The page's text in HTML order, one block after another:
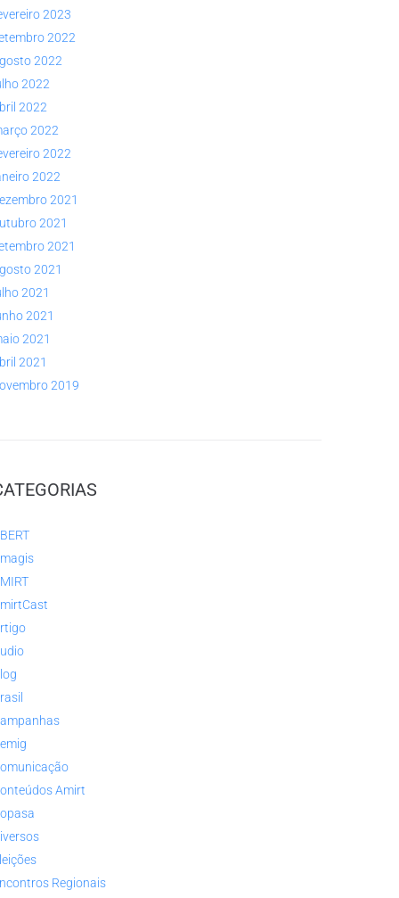
2023
2022
2022
2022
2022
2022
2022
2022
2021
2021
2021
2021
2021
2021
2021
2021
2019
Amirt
Regionais